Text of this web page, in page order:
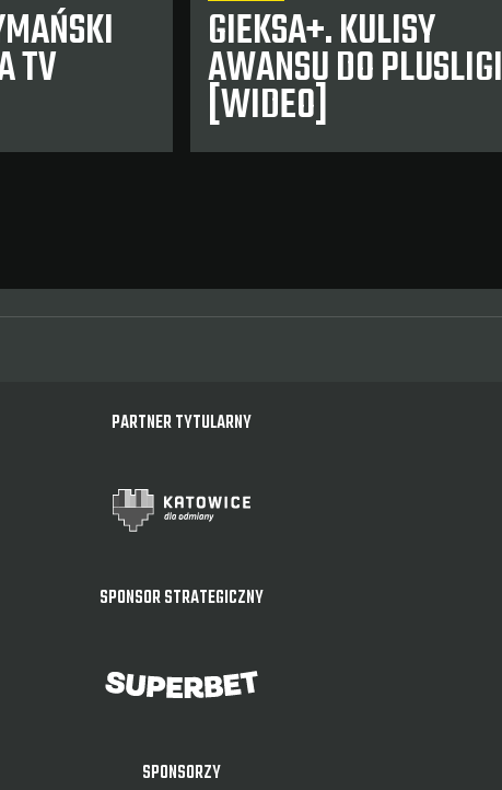
TV
GIEKSA+. KULISY
AWANSU DO PLUSLIGI
[WIDEO]
PARTNER TYTULARNY
SPONSOR STRATEGICZNY
SPONSORZY